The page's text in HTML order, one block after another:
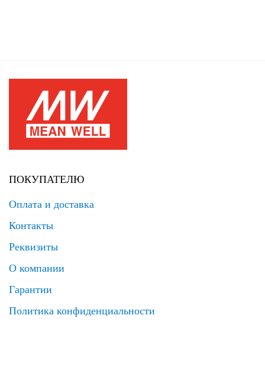
ПОКУПАТЕЛЮ
Оплата и доставка
Контакты
Реквизиты
О компании
Гарантии
Политика конфиденциальности